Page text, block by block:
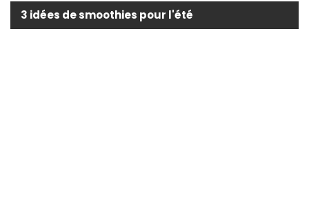
3 idées de smoothies pour l'été